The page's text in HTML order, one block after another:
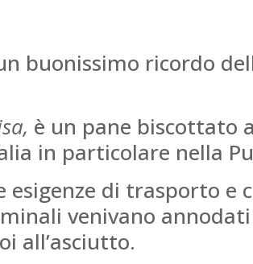
buonissimo ricordo
è un pane biscottato
in particolare nella
esigenze di trasporto e
venivano
all’asciutto.